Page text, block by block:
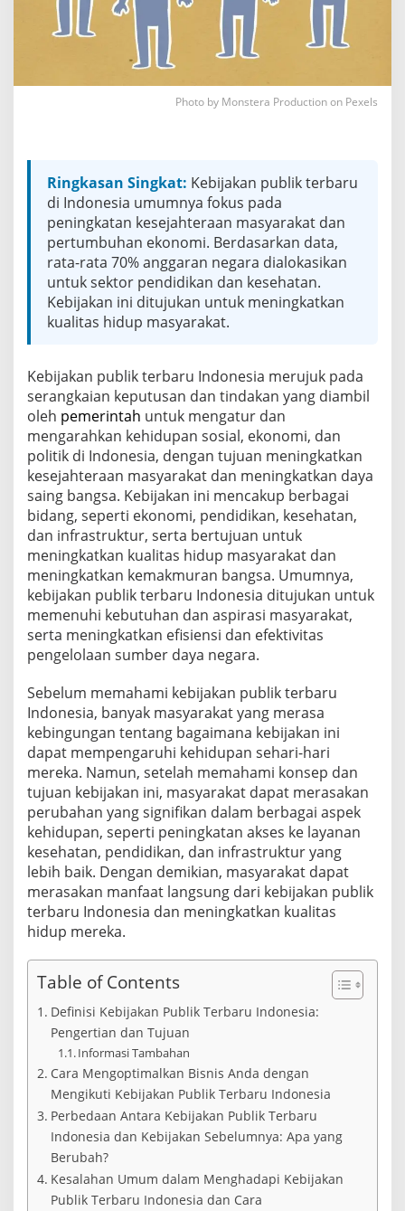
a
r
u
I
s
i
a
y
a
n
g
M
m
n
g
a
u
h
i
B
i
s
n
i
s
d
n
M
a
y
r
a
k
a
t
Photo by Monstera Production on Pexels
Ringkasan Singkat: Kebijakan publik terbaru
di Indonesia umumnya fokus pada
peningkatan kesejahteraan masyarakat dan
pertumbuhan ekonomi. Berdasarkan data,
rata-rata 70% anggaran negara dialokasikan
untuk sektor pendidikan dan kesehatan.
Kebijakan ini ditujukan untuk meningkatkan
kualitas hidup masyarakat.
Kebijakan publik terbaru Indonesia merujuk pada
serangkaian keputusan dan tindakan yang diambil
oleh pemerintah untuk mengatur dan
mengarahkan kehidupan sosial, ekonomi, dan
politik di Indonesia, dengan tujuan meningkatkan
kesejahteraan masyarakat dan meningkatkan daya
saing bangsa. Kebijakan ini mencakup berbagai
bidang, seperti ekonomi, pendidikan, kesehatan,
dan infrastruktur, serta bertujuan untuk
meningkatkan kualitas hidup masyarakat dan
meningkatkan kemakmuran bangsa. Umumnya,
kebijakan publik terbaru Indonesia ditujukan untuk
memenuhi kebutuhan dan aspirasi masyarakat,
serta meningkatkan efisiensi dan efektivitas
pengelolaan sumber daya negara.
Sebelum memahami kebijakan publik terbaru
Indonesia, banyak masyarakat yang merasa
kebingungan tentang bagaimana kebijakan ini
dapat mempengaruhi kehidupan sehari-hari
mereka. Namun, setelah memahami konsep dan
tujuan kebijakan ini, masyarakat dapat merasakan
perubahan yang signifikan dalam berbagai aspek
kehidupan, seperti peningkatan akses ke layanan
kesehatan, pendidikan, dan infrastruktur yang
lebih baik. Dengan demikian, masyarakat dapat
merasakan manfaat langsung dari kebijakan publik
terbaru Indonesia dan meningkatkan kualitas
hidup mereka.
Table of Contents
Definisi Kebijakan Publik Terbaru Indonesia:
Pengertian dan Tujuan
Informasi Tambahan
Cara Mengoptimalkan Bisnis Anda dengan
Mengikuti Kebijakan Publik Terbaru Indonesia
Perbedaan Antara Kebijakan Publik Terbaru
Indonesia dan Kebijakan Sebelumnya: Apa yang
Berubah?
Kesalahan Umum dalam Menghadapi Kebijakan
Publik Terbaru Indonesia dan Cara